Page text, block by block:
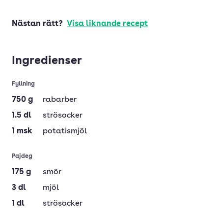
Nästan rätt? Visa liknande recept
Ingredienser
Fyllning
750 g
rabarber
1.5 dl
strösocker
1 msk potatismjöl
Pajdeg
175 g
smör
3 dl
mjöl
1 dl
strösocker